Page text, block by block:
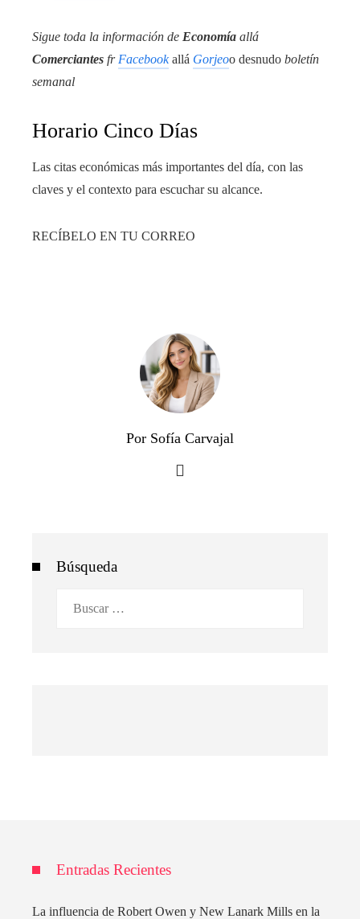
Sigue toda la información de Economía allá
Comerciantes fr Facebookallá Gorjeoo desnudo boletín
semanal
Horario Cinco Días
Las citas económicas más importantes del día, con las
claves y el contexto para escuchar su alcance.
RECÍBELO EN TU CORREO
Por Sofía Carvajal
Búsqueda
Entradas Recientes
La influencia de Robert Owen y New Lanark Mills en la